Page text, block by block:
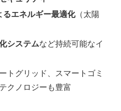
るエネルギー最適化（太陽
システムなど持続可能なイ
トグリッド、スマートゴミ
クノロジーも豊富